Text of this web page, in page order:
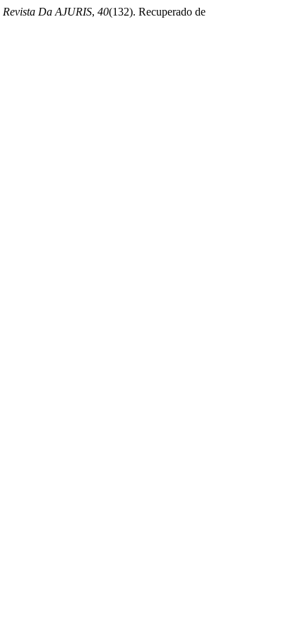
Revista Da AJURIS, 40(132). Recuperado de